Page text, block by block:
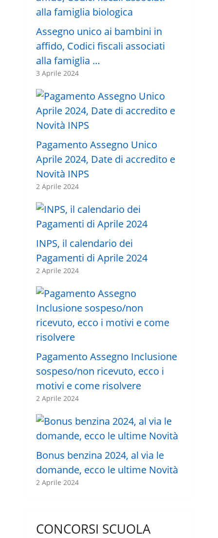
Assegno unico ai bambini in
affido, Codici fiscali associati
alla famiglia …
3 Aprile 2024
Pagamento Assegno Unico
Aprile 2024, Date di accredito e
Novità INPS
2 Aprile 2024
INPS, il calendario dei
Pagamenti di Aprile 2024
2 Aprile 2024
Pagamento Assegno Inclusione
sospeso/non ricevuto, ecco i
motivi e come risolvere
2 Aprile 2024
Bonus benzina 2024, al via le
domande, ecco le ultime Novità
2 Aprile 2024
CONCORSI SCUOLA